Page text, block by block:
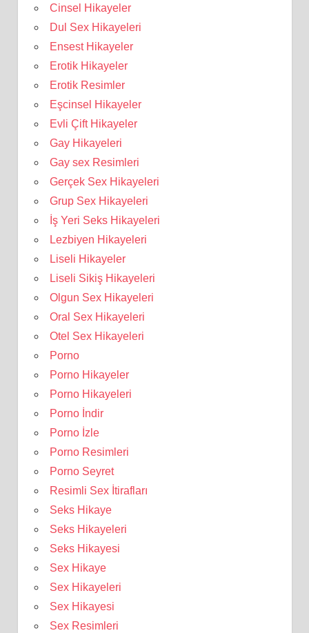
Cinsel Hikayeler
Dul Sex Hikayeleri
Ensest Hikayeler
Erotik Hikayeler
Erotik Resimler
Eşcinsel Hikayeler
Evli Çift Hikayeler
Gay Hikayeleri
Gay sex Resimleri
Gerçek Sex Hikayeleri
Grup Sex Hikayeleri
İş Yeri Seks Hikayeleri
Lezbiyen Hikayeleri
Liseli Hikayeler
Liseli Sikiş Hikayeleri
Olgun Sex Hikayeleri
Oral Sex Hikayeleri
Otel Sex Hikayeleri
Porno
Porno Hikayeler
Porno Hikayeleri
Porno İndir
Porno İzle
Porno Resimleri
Porno Seyret
Resimli Sex İtirafları
Seks Hikaye
Seks Hikayeleri
Seks Hikayesi
Sex Hikaye
Sex Hikayeleri
Sex Hikayesi
Sex Resimleri